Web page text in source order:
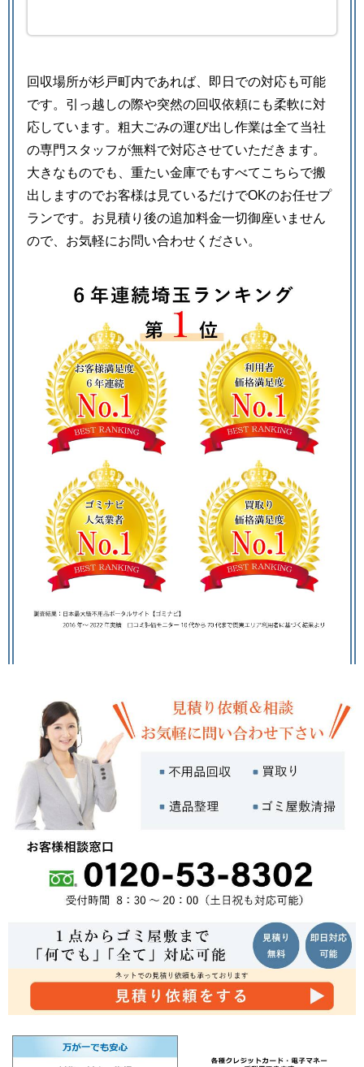
回収場所が杉戸町内であれば、即日での対応も可能
です。引っ越しの際や突然の回収依頼にも柔軟に対
応しています。粗大ごみの運び出し作業は全て当社
の専門スタッフが無料で対応させていただきます。
大きなものでも、重たい金庫でもすべてこちらで搬
出しますのでお客様は見ているだけでOKのお任せプ
ランです。お見積り後の追加料金一切御座いません
ので、お気軽にお問い合わせください。